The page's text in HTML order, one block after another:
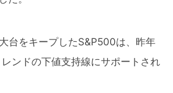
台をキープしたS&P500は、昨年
ンドの下値支持線にサポートされ